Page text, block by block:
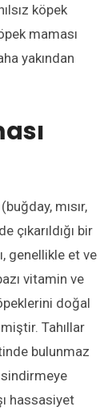
köpek
maması
yakından
mısır,
çıkarıldığı bir
genellikle et ve
vitamin ve
doğal
Tahıllar
bulunmaz
hassasiyet